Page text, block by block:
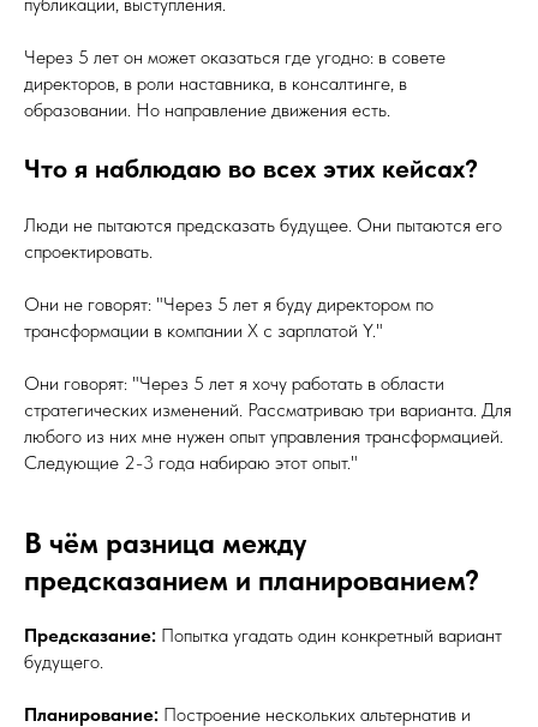
Через 5 лет он может оказаться где угодно: в совете
директоров, в роли наставника, в консалтинге, в
образовании. Но направление движения есть.
Что я наблюдаю во всех этих кейсах?
Люди не пытаются предсказать будущее. Они пытаются его
спроектировать.
Они не говорят: "Через 5 лет я буду директором по
трансформации в компании X с зарплатой Y."
Они говорят: "Через 5 лет я хочу работать в области
стратегических изменений. Рассматриваю три варианта. Для
любого из них мне нужен опыт управления трансформацией.
Следующие 2-3 года набираю этот опыт."
В чём разница между
предсказанием и планированием?
Предсказание: Попытка угадать один конкретный вариант
будущего.
Планирование: Построение нескольких альтернатив и